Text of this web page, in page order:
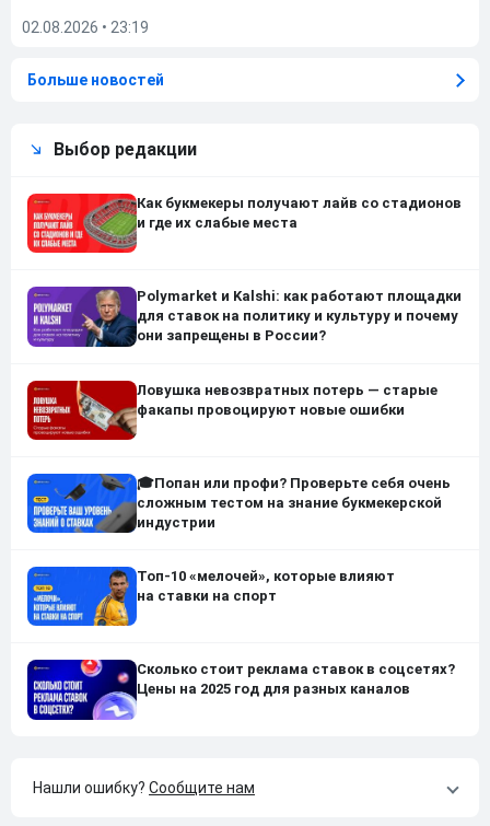
02.08.2026 • 23:19
Больше новостей
Выбор редакции
Как букмекеры получают лайв со стадионов
и где их слабые места
Polymarket и Kalshi: как работают площадки
для ставок на политику и культуру и почему
они запрещены в России?
Ловушка невозвратных потерь — старые
факапы провоцируют новые ошибки
🎓Попан или профи? Проверьте себя очень
сложным тестом на знание букмекерской
индустрии
Топ-10 «мелочей», которые влияют
на ставки на спорт
Сколько стоит реклама ставок в соцсетях?
Цены на 2025 год для разных каналов
Нашли ошибку? Сообщите нам